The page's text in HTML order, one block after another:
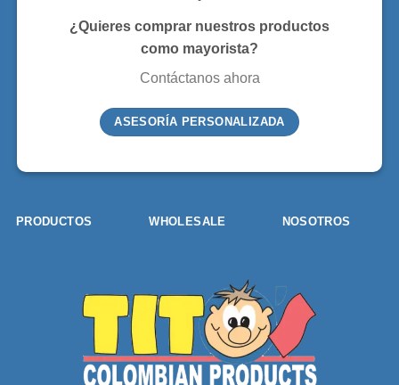
¿Quieres comprar nuestros productos
como mayorista?
Contáctanos ahora
ASESORÍA PERSONALIZADA
PRODUCTOS WHOLESALE NOSOTROS